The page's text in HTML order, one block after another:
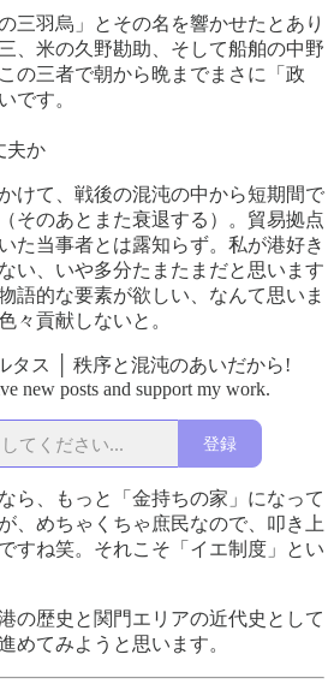
三羽烏」とその名を響かせたとあり
、米の久野勘助、そして船舶の中野
の三者で朝から晩までまさに「政
です。
夫か
けて、戦後の混沌の中から短期間で
そのあとまた衰退する）。貿易拠点
た当事者とは露知らず。私が港好き
い、いや多分たまたまだと思います
語的な要素が欲しい、なんて思いま
々貢献しないと。
タス │ 秩序と混沌のあいだから!
new posts and support my work.
登録
ら、もっと「金持ちの家」になって
、めちゃくちゃ庶民なので、叩き上
すね笑。それこそ「イエ制度」とい
の歴史と関門エリアの近代史として
めてみようと思います。